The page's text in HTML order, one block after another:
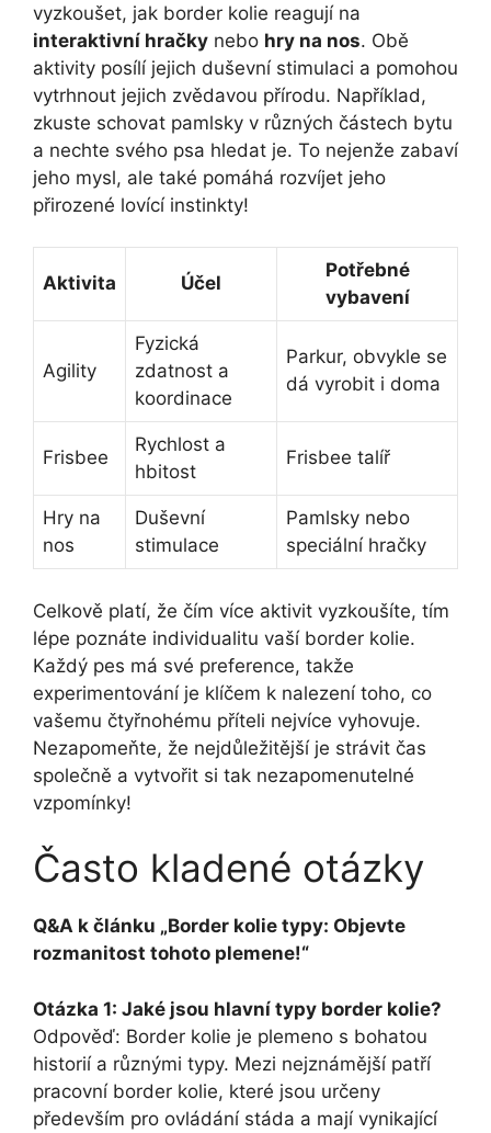
vyzkoušet, jak border kolie reagují na
interaktivní hračky nebo hry na nos. Obě
aktivity posílí jejich duševní stimulaci a pomohou
vytrhnout jejich zvědavou přírodu. Například,
zkuste schovat pamlsky v různých částech bytu
a nechte svého psa hledat je. To nejenže zabaví
jeho mysl, ale také pomáhá rozvíjet jeho
přirozené lovící instinkty!
Aktivita Účel
Potřebné
vybavení
Agility
Fyzická
zdatnost a
koordinace
Parkur, obvykle se
dá vyrobit i doma
Frisbee
Rychlost a
hbitost
Frisbee talíř
Hry na
nos
Duševní
stimulace
Pamlsky nebo
speciální hračky
Celkově platí, že čím více aktivit vyzkoušíte, tím
lépe poznáte individualitu vaší border kolie.
Každý pes má své preference, takže
experimentování je klíčem k nalezení toho, co
vašemu čtyřnohému příteli nejvíce vyhovuje.
Nezapomeňte, že nejdůležitější je strávit čas
společně a vytvořit si tak nezapomenutelné
vzpomínky!
Často kladené otázky
Q&A k článku „Border kolie typy: Objevte
rozmanitost tohoto plemene!“
Otázka 1: Jaké jsou hlavní typy border kolie?
Odpověď: Border kolie je plemeno s bohatou
historií a různými typy. Mezi nejznámější patří
pracovní border kolie, které jsou určeny
především pro ovládání stáda a mají vynikající